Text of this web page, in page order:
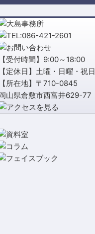
【受付時間】9:00～18:00
【定休日】土曜・日曜・祝日
【所在地】〒710-0845
山県倉敷市西富井629-77